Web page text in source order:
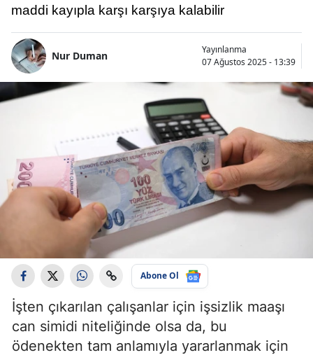
maddi kayıpla karşı karşıya kalabilir
Nur Duman
Yayınlanma
07 Ağustos 2025 - 13:39
Abone Ol
İşten çıkarılan çalışanlar için işsizlik maaşı
can simidi niteliğinde olsa da, bu
ödenekten tam anlamıyla yararlanmak için